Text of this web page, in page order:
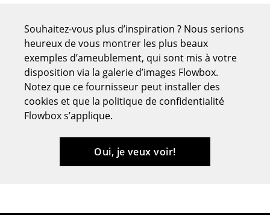
Chaises cantilever
Chaises et Tabourets de bar
Tabourets
Bancs & Chaises longues
Poufs poires
Souhaitez-vous plus d’inspiration ? Nous serions
heureux de vous montrer les plus beaux
exemples d’ameublement, qui sont mis à votre
disposition via la galerie d’images Flowbox.
Notez que ce fournisseur peut installer des
cookies et que la politique de confidentialité
Flowbox s’applique.
Oui, je veux voir!